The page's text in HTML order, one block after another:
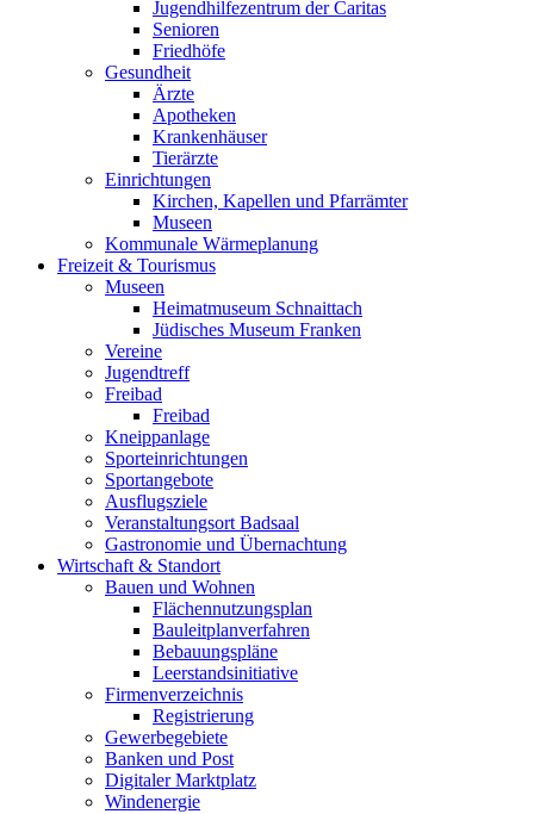
Jugendhilfezentrum der Caritas
Senioren
Friedhöfe
Gesundheit
Ärzte
Apotheken
Krankenhäuser
Tierärzte
Einrichtungen
Kirchen, Kapellen und Pfarrämter
Museen
Kommunale Wärmeplanung
Freizeit & Tourismus
Museen
Heimatmuseum Schnaittach
Jüdisches Museum Franken
Vereine
Jugendtreff
Freibad
Freibad
Kneippanlage
Sporteinrichtungen
Sportangebote
Ausflugsziele
Veranstaltungsort Badsaal
Gastronomie und Übernachtung
Wirtschaft & Standort
Bauen und Wohnen
Flächennutzungsplan
Bauleitplanverfahren
Bebauungspläne
Leerstandsinitiative
Firmenverzeichnis
Registrierung
Gewerbegebiete
Banken und Post
Digitaler Marktplatz
Windenergie